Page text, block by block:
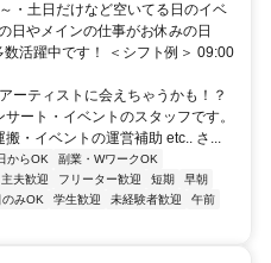
・土日だけなど空いてる日のイベ
日やメインの仕事がお休みの日
活躍中です！ ＜シフト例＞ 09:00
ーティストに会えちゃうかも！？
ート・イベントのスタッフです。
・イベントの運営補助 etc.. さ...
からOK
副業・WワークOK
夫歓迎 フリーター歓迎 短期
早朝
のみOK 学生歓迎 未経験者歓迎
午前